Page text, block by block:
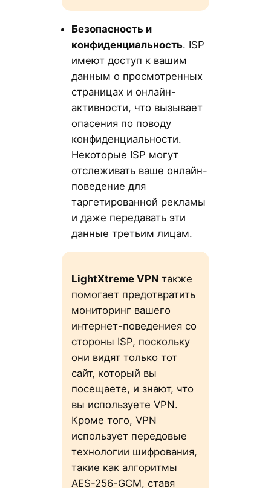
Безопасность и
конфиденциальность. ISP
имеют доступ к вашим
данным о просмотренных
страницах и онлайн-
активности, что вызывает
опасения по поводу
конфиденциальности.
Некоторые ISP могут
отслеживать ваше онлайн-
поведение для
таргетированной рекламы
и даже передавать эти
данные третьим лицам.
LightXtreme VPNтакже
помогает предотвратить
мониторинг вашего
интернет-поведениeя со
стороны ISP, поскольку
они видят только тот
сайт, который вы
посещаете, и знают, что
вы используете VPN.
Кроме того, VPN
использует передовые
технологии шифрования,
такие как алгоритмы
AES-256-GCM, ставя